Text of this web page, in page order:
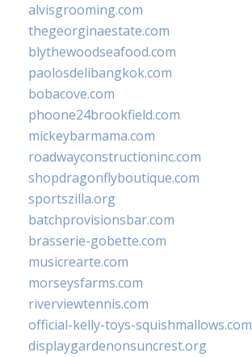
alvisgrooming.com
thegeorginaestate.com
blythewoodseafood.com
paolosdelibangkok.com
bobacove.com
phoone24brookfield.com
mickeybarmama.com
roadwayconstructioninc.com
shopdragonflyboutique.com
sportszilla.org
batchprovisionsbar.com
brasserie-gobette.com
musicrearte.com
morseysfarms.com
riverviewtennis.com
official-kelly-toys-squishmallows.com
displaygardenonsuncrest.org